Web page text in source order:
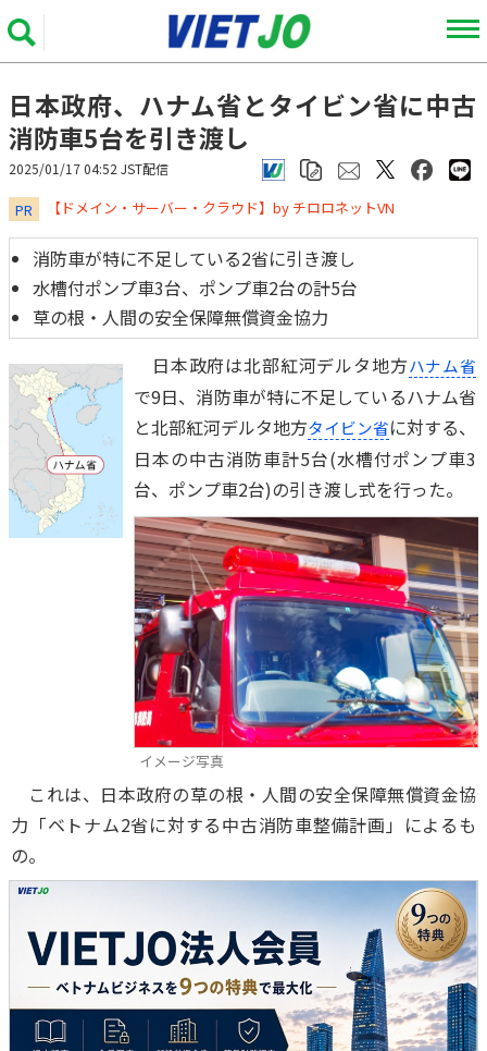
日本政府、ハナム省とタイビン省に中古
消防車5台を引き渡し
2025/01/17 04:52 JST配信
PR ​​​​​​​【ドメイン・サーバー・クラウド】by チロロネットVN
消防車が特に不足している2省に引き渡し
水槽付ポンプ車3台、ポンプ車2台の計5台
草の根・人間の安全保障無償資金協力
日本政府は北部紅河デルタ地方ハナム省
で9日、消防車が特に不足しているハナム省
と北部紅河デルタ地方タイビン省に対する、
日本の中古消防車計5台(水槽付ポンプ車3
台、ポンプ車2台)の引き渡し式を行った。
イメージ写真
これは、日本政府の草の根・人間の安全保障無償資金協
力「ベトナム2省に対する中古消防車整備計画」によるも
の。